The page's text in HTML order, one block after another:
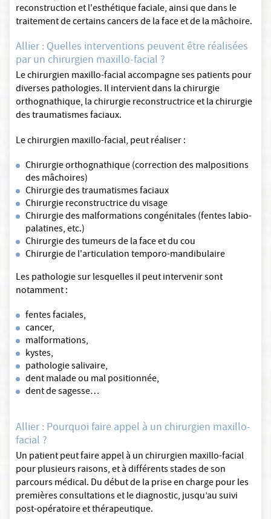
reconstruction et l'esthétique faciale, ainsi que dans le
traitement de certains cancers de la face et de la mâchoire.
Allier : Quelles interventions peuvent être réalisées
par un chirurgien maxillo-facial ?
Le chirurgien maxillo-facial accompagne ses patients pour
diverses pathologies. Il intervient dans la chirurgie
orthognathique, la chirurgie reconstructrice et la chirurgie
des traumatismes faciaux.
Le chirurgien maxillo-facial, peut réaliser :
Chirurgie orthognathique (correction des malpositions
des mâchoires)
Chirurgie des traumatismes faciaux
Chirurgie reconstructrice du visage
Chirurgie des malformations congénitales (fentes labio-
palatines, etc.)
Chirurgie des tumeurs de la face et du cou
Chirurgie de l'articulation temporo-mandibulaire
Les pathologie sur lesquelles il peut intervenir sont
notamment :
fentes faciales,
cancer,
malformations,
kystes,
pathologie salivaire,
dent malade ou mal positionnée,
dent de sagesse…
Allier : Pourquoi faire appel à un chirurgien maxillo-
facial ?
Un patient peut faire appel à un chirurgien maxillo-facial
pour plusieurs raisons, et à différents stades de son
parcours médical. Du début de la prise en charge pour les
premières consultations et le diagnostic, jusqu’au suivi
post-opératoire et thérapeutique.